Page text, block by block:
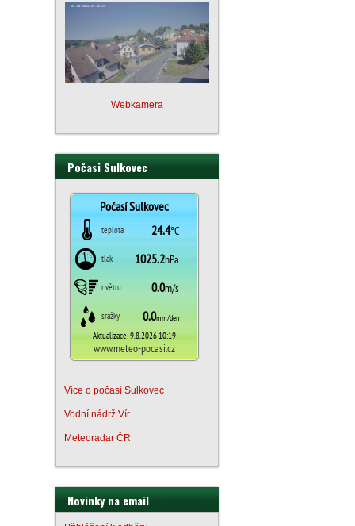
Webkamera
Počasi Sulkovec
Více o počasí Sulkovec
Vodní nádrž Vír
Meteoradar ČR
Novinky na email